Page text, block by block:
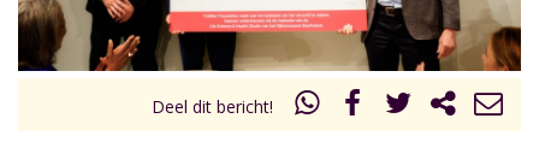
Deel dit bericht!